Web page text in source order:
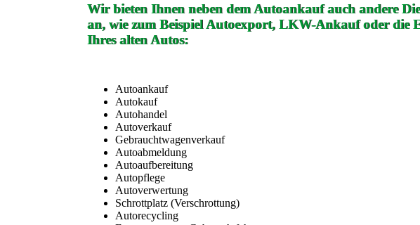
Wir bieten Ihnen neben dem Autoankauf auch andere
an, wie zum Beispiel Autoexport, LKW-Ankauf oder die
Ihres alten Autos:
Autoankauf
Autokauf
Autohandel
Autoverkauf
Gebrauchtwagenverkauf
Autoabmeldung
Autoaufbereitung
Autopflege
Autoverwertung
Schrottplatz (Verschrottung)
Autorecycling